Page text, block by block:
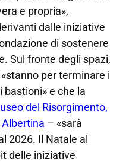
e propria»,
dalle iniziative
di sostenere
Sul fronte degli spazi,
per terminare i
e che la
del Risorgimento,
– «sarà
2026. Il Natale al
delle iniziative